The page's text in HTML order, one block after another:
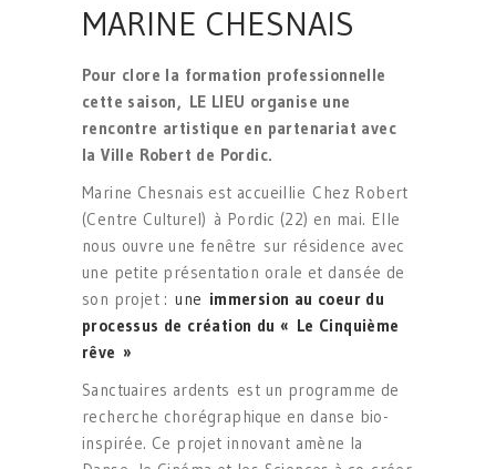
MARINE CHESNAIS
Pour clore la formation professionnelle
cette saison, LE LIEU organise une
rencontre artistique en partenariat avec
la Ville Robert de Pordic.
Marine Chesnais est accueillie Chez Robert
(Centre Culturel) à Pordic (22) en mai. Elle
nous ouvre une fenêtre sur résidence avec
une petite présentation orale et dansée de
son projet :une immersion au coeur du
processus de création du « Le Cinquième
rêve »
Sanctuaires ardents est un programme de
recherche chorégraphique en danse bio-
inspirée. Ce projet innovant amène la